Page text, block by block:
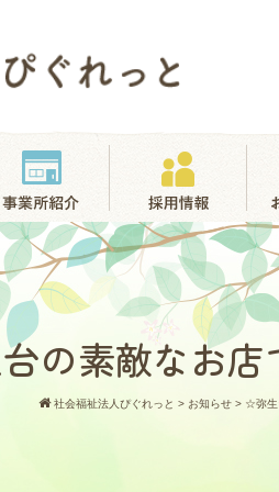
の素敵なお
社会福祉法人ぴぐれっと > お知らせ > ☆弥生